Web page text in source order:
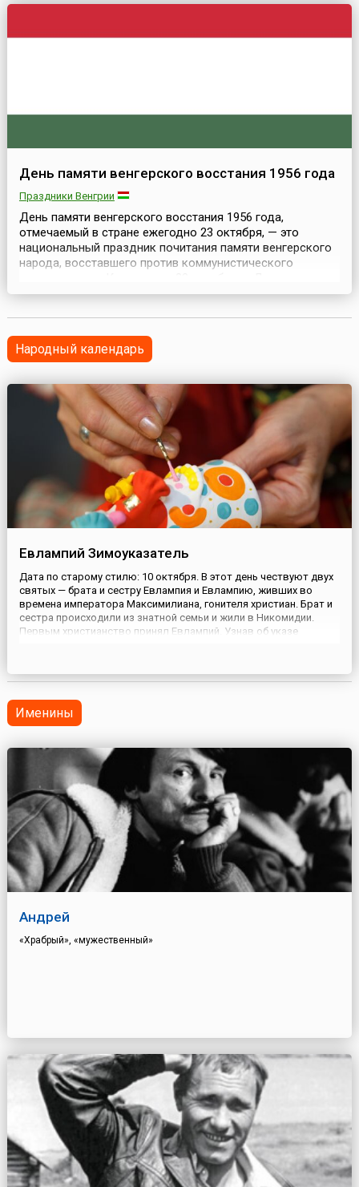
День памяти венгерского восстания 1956 года
Праздники Венгрии
День памяти венгерского восстания 1956 года,
отмечаемый в стране ежегодно 23 октября, — это
национальный праздник почитания памяти венгерского
народа, восставшего против коммунистического
провозглашения Венгерской республики (1989 год).В
репрессиями и ...
Народный календарь
Евлампий Зимоуказатель
Дата по старому стилю: 10 октября. В этот день чествуют двух
святых — брата и сестру Евлампия и Евлампию, живших во
времена императора Максимилиана, гонителя христиан. Брат и
сестра происходили из знатной семьи и жили в Никомидии.
Первым христианство принял Евлампий. Узнав об указе
тотчас ...
Именины
Андрей
«Храбрый», «мужественный»